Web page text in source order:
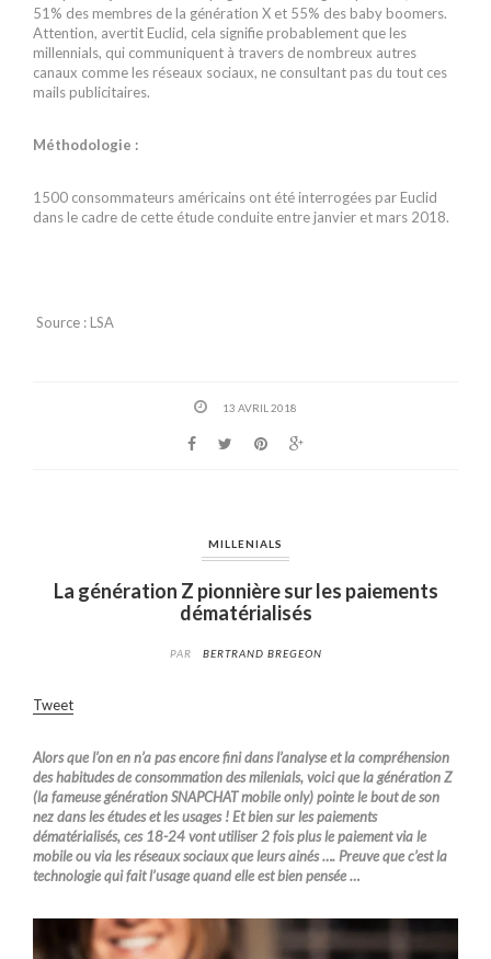
51% des membres de la génération X et 55% des baby boomers.
Attention, avertit Euclid, cela signifie probablement que les
millennials, qui communiquent à travers de nombreux autres
canaux comme les réseaux sociaux, ne consultant pas du tout ces
mails publicitaires.
Méthodologie :
1500 consommateurs américains ont été interrogées par Euclid
dans le cadre de cette étude conduite entre janvier et mars 2018.
Source : LSA
13 AVRIL 2018
MILLENIALS
La génération Z pionnière sur les paiements
dématérialisés
PAR BERTRAND BREGEON
Tweet
Alors que l’on en n’a pas encore fini dans l’analyse et la compréhension
des habitudes de consommation des milenials, voici que la génération Z
(la fameuse génération SNAPCHAT mobile only) pointe le bout de son
nez dans les études et les usages ! Et bien sur les paiements
dématérialisés, ces 18-24 vont utiliser 2 fois plus le paiement via le
mobile ou via les réseaux sociaux que leurs ainés …. Preuve que c’est la
technologie qui fait l’usage quand elle est bien pensée …